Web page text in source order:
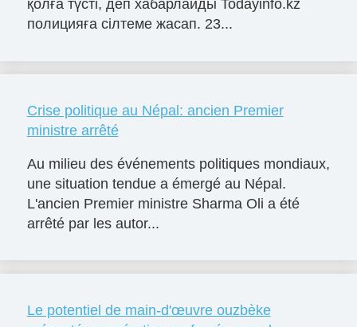
қолға түсті, деп хабарлайды Todayinfo.kz
полицияға сілтеме жасап. 23...
Crise politique au Népal: ancien Premier
ministre arrêté
Au milieu des événements politiques mondiaux,
une situation tendue a émergé au Népal.
L'ancien Premier ministre Sharma Oli a été
arrêté par les autor...
Le potentiel de main-d'œuvre ouzbèke